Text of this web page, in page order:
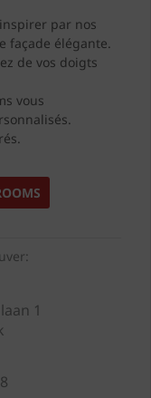
par nos
façade élégante.
de vos doigts
vous
1